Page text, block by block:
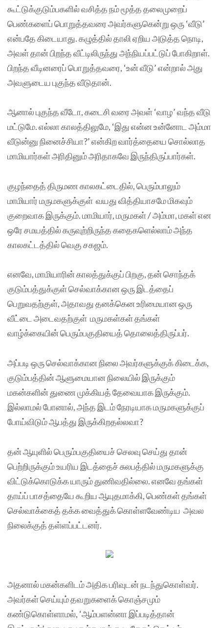
கூட்டுக்குடும்பகளில் வசித்த நம் மூத்த தலைமுறைப்
பெண்களைப் பொறுத்தவரை அவர்களுகென்று ஒரு ‘வீடு’
என்பதே கிடையாது. கழுத்தில் தாலி ஏறிய அடுத்த நொடி,
அவள் தான் பிறந்த வீட்டிலிருந்து அந்நியப்பட்டுப் போகிறாள்.
பிறந்த வீடினரைப் பொறுத்தவரை, ‘உன் வீடு’ என்றால் அது
அவளுடைய புகுந்த வீடுதான்.
ஆனால் புகுந்த வீடோ, கடைசி வரை அவள் ‘வாழ’ வந்த வீடு
மட்டுமே. எல்லா காலத்திலுமே, ‘இது என்ன உன்னோட அம்மா
வீடுன்னு நினைச்சியா?’ என்கிற வார்த்தையை சொல்லாத
மாமியார்கள் அரிதினும் அரிதாகவே இருந்திருப்பார்கள்.
குழந்தைத் திருமண காலகட்டைதில், பெரும்பாலும்
மாமியார் மருமகளுக்குள் வயது வித்தியாசமே மிகவும்
குறைவாக இருக்கும். மாமியார், மருமகள் / அம்மா, மகள் என
ஒரே சமயத்தில் கருவுற்றிருந்த கதைகளெல்லாம் அந்த
காலகட்டத்தில் வெகு சகஜம்.
எனவே, மாமியாரின் காலத்துக்குப் பிறகு, தன் சொந்தக்
குடும்பத்துக்குள் செல்வாக்கான ஒரு இடத்தைப்
பெறுவதற்குள், அதாவது தனக்கென உரிமையான ஒரு
வீட்டை அடைவதற்குள் மருமகள்கள் தங்கள்
வாழ்க்கையின் பெரும்பகுதியைத் தொலைத்திருப்பர்.
அப்படி ஒரு செல்வாக்கான நிலை அவர்களுக்குக் கிடைக்க,
குடும்பத்தின் ஆளுமையான நிலையில் இருக்கும்
மகன்களின் துணை முக்கியத் தேவையாக இருக்கும்.
இல்லாமல் போனால், அந்த இடம் நேரடியாக மருமகளுக்குப்
போய்விடும் ஆபத்து இருக்கிறதல்லவா?
தன் ஆயுளில் பெரும்பகுதியைச் செலவு செய்து தான்
பெற்றிருக்கும் உயரிய இடத்தைச் சுலபத்தில் மருமகளுக்கு
விட்டுக்கொடுக்க யாரும் துணிவதில்லை. எனவே தங்கள்
தாய்ப் பாசத்தையே கூறிய ஆயுதமாக்கி, பெண்கள் தங்கள்
செல்வாக்கைத் தக்க வைத்துக் கொள்ளவேண்டிய அவல
நிலைக்குத் தள்ளப்பட்டனர்.
அதனால் மகன்களிடம் அதிக பரிவுடன் நடந்துகொள்வர்.
அவர்கள் செய்யும் தவறுகளைக் கொஞ்சமும்
கண்டுகொள்ளாமல், ‘ஆம்பளன்னா இப்படித்தான்